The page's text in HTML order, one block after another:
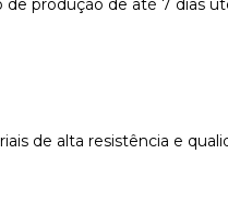
produção de até 7 dias
de alta resistência e